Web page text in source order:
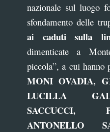
nazionale sul luogo
sfondamento delle
ai caduti sulla
dimenticate a
piccola”, a cui hanno
MONI OVADIA,
LUCILLA
SACCUCCI,
ANTONELLO